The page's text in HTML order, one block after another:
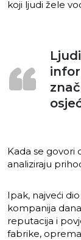
koji ljudi žele
Kada se govori
analiziraju
Ipak, najveći
kompanija
reputacija i
fabrike,